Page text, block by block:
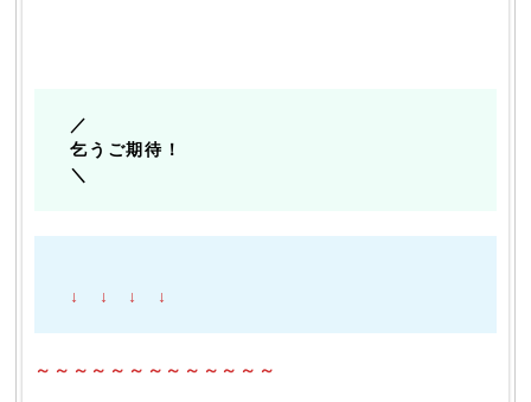
／
乞うご期待！
＼
↓ ↓ ↓ ↓
～～～～～～～～～～～～～